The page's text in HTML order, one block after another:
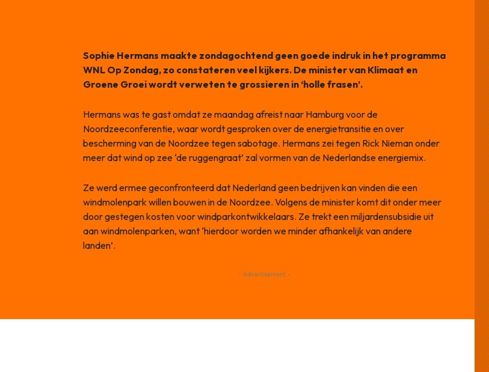
Sophie Hermans maakte zondagochtend geen goede indruk in het programma
WNL Op Zondag, zo constateren veel kijkers. De minister van Klimaat en
Groene Groei wordt verweten te grossieren in ‘holle frasen’.
Hermans was te gast omdat ze maandag afreist naar Hamburg voor de
Noordzeeconferentie, waar wordt gesproken over de energietransitie en over
bescherming van de Noordzee tegen sabotage. Hermans zei tegen Rick Nieman onder
meer dat wind op zee ‘de ruggengraat’ zal vormen van de Nederlandse energiemix.
Ze werd ermee geconfronteerd dat Nederland geen bedrijven kan vinden die een
windmolenpark willen bouwen in de Noordzee. Volgens de minister komt dit onder meer
door gestegen kosten voor windparkontwikkelaars. Ze trekt een miljardensubsidie uit
aan windmolenparken, want ‘hierdoor worden we minder afhankelijk van andere
landen’.
- Advertisement -